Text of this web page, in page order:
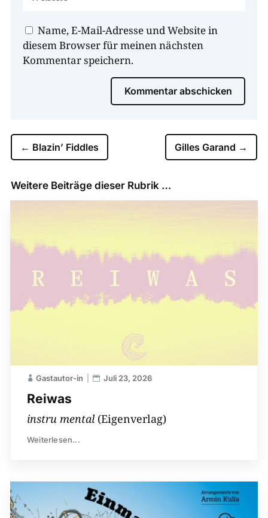
Name, E-Mail-Adresse und Website in
diesem Browser für meinen nächsten
Kommentar speichern.
Kommentar abschicken
← Blazin’ Fiddles Gilles Garand →
Weitere Beiträge dieser Rubrik …
Reiwas
Gastautor-in Juli 23, 2026
instru mental(Eigenverlag)
Weiterlesen...